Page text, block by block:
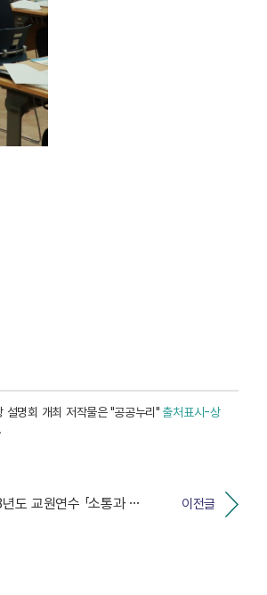
설명회 개최 저작물은 "공공누리" 출처표시-상
이전글
2018년도 교원연수 「소통과 공감의 선(選)한 민주교...